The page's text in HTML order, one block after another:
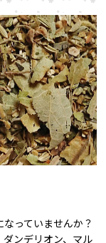
っていませんか？
ンデリオン、マル